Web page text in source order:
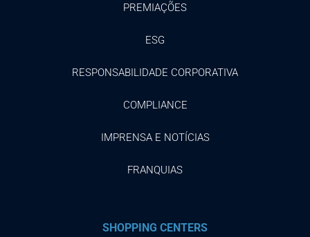
PREMIAÇÕES
ESG
RESPONSABILIDADE CORPORATIVA
COMPLIANCE
IMPRENSA E NOTÍCIAS
FRANQUIAS
SHOPPING CENTERS